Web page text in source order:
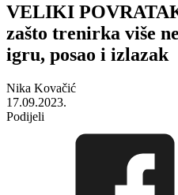
VELIKI
zašto trenirka više
igru, posao i izlazak
Nika Kovačić
17.09.2023.
Podijeli